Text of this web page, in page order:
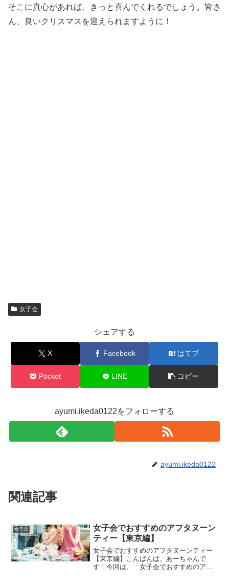
そこに真心があれば、きっと喜んでくれるでしょう。皆さ
ん、良いクリスマスを迎えられますように！
女子会
シェアする
X Facebook はてブ
Pocket LINE コピー
ayumi.ikeda0122をフォローする
ayumi.ikeda0122
関連記事
女子会
女子会でおすすめのアフタヌーン
ティー【東京編】
女子会でおすすめのアフタヌーンティー
【東京編】こんばんは、あーちゃんで
す！今回は、「女子会でおすすめのアフ